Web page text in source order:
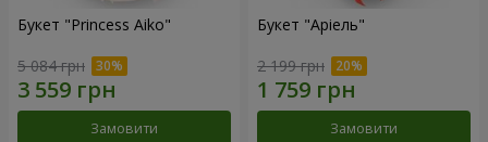
Букет "Princess Aiko"
5 084 грн
Замовити
Букет "Аріель"
2 199 грн
Замовити